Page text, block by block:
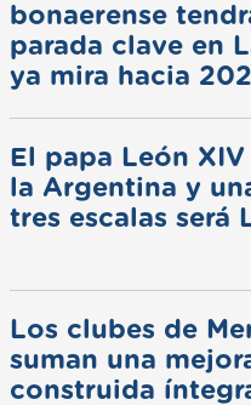
bonaerense
parada clave en
ya mira hacia
El papa León
la Argentina y
tres escalas será
Los clubes de
suman una
construida